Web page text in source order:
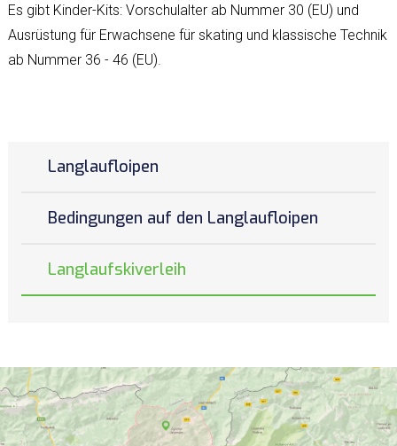
Es gibt Kinder-Kits: Vorschulalter ab Nummer 30 (EU) und
Ausrüstung für Erwachsene für skating und klassische Technik
ab Nummer 36 - 46 (EU).
Langlaufloipen
Bedingungen auf den Langlaufloipen
Langlaufskiverleih